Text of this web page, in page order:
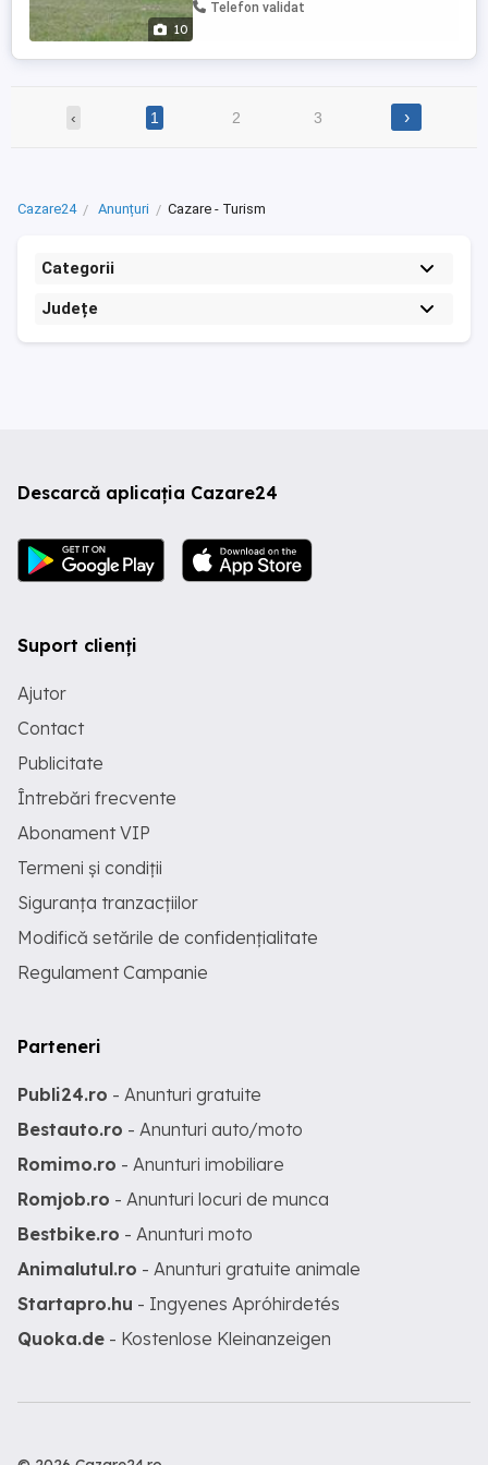
10
Telefon validat
‹ 1 2 3 ›
Cazare24 Anunțuri Cazare - Turism
Categorii
Județe
Descarcă aplicația Cazare24
Suport clienți
Ajutor
Contact
Publicitate
Întrebări frecvente
Abonament VIP
Termeni și condiții
Siguranța tranzacțiilor
Modifică setările de confidențialitate
Regulament Campanie
Parteneri
Publi24.ro - Anunturi gratuite
Bestauto.ro - Anunturi auto/moto
Romimo.ro - Anunturi imobiliare
Romjob.ro - Anunturi locuri de munca
Bestbike.ro - Anunturi moto
Animalutul.ro - Anunturi gratuite animale
Startapro.hu - Ingyenes Apróhirdetés
Quoka.de - Kostenlose Kleinanzeigen